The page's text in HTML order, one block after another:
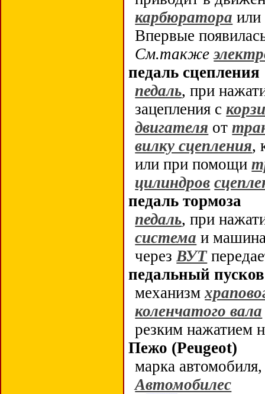
карбюратора или
Впервые
См.также
педаль сцепления
педаль, при
зацепления с
двигателя от
вилку сцепления,
или при помощи
цилиндров
педаль тормоза
педаль, при
система и машина
черезВУТ
педальный
механизм
коленчатого вала
резким нажатием
Пежо (Peugeot)
марка
Автомобилес